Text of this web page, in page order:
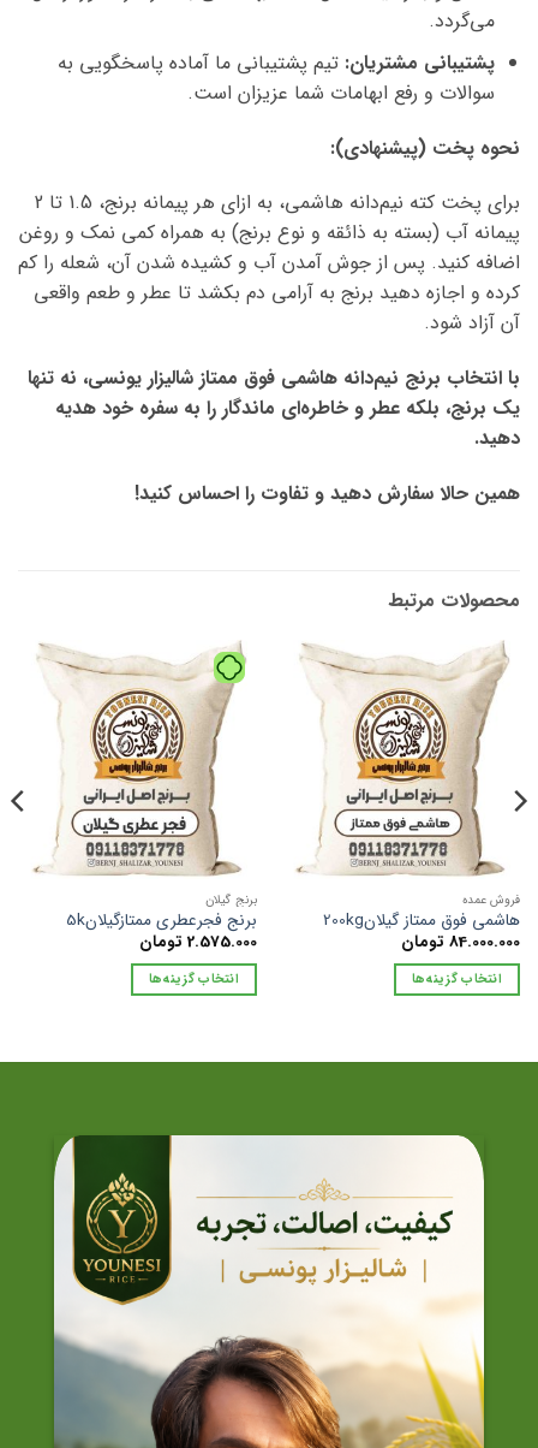
می‌گردد.
پشتیبانی مشتریان: تیم پشتیبانی ما آماده پاسخگویی به
سوالات و رفع ابهامات شما عزیزان است.
نحوه پخت (پیشنهادی):
برای پخت کته نیم‌دانه هاشمی، به ازای هر پیمانه برنج، 1.5 تا 2
پیمانه آب (بسته به ذائقه و نوع برنج) به همراه کمی نمک و روغن
اضافه کنید. پس از جوش آمدن آب و کشیده شدن آن، شعله را کم
کرده و اجازه دهید برنج به آرامی دم بکشد تا عطر و طعم واقعی
آن آزاد شود.
با انتخاب برنج نیم‌دانه هاشمی فوق ممتاز شالیزار یونسی، نه تنها
یک برنج، بلکه عطر و خاطره‌ای ماندگار را به سفره خود هدیه
دهید.
همین حالا سفارش دهید و تفاوت را احساس کنید!
محصولات مرتبط
فروش عمده
هاشمی فوق ممتاز گیلان200kg
84.000.000 تومان
انتخاب گزینه‌ها
دارای
صفحه
محصول
انتخاب
برنج گیلان
برنج فجرعطری ممتازگیلان5k
2.575.000 تومان
انتخاب گزینه‌ها
دارای
می
ها
ممکن
در
محصول
انتخاب
شوند